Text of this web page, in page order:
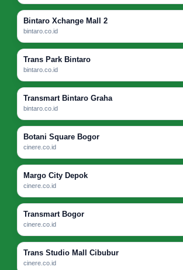
Bintaro Xchange Mall 2
bintaro.co.id
Trans Park Bintaro
bintaro.co.id
Transmart Bintaro Graha
bintaro.co.id
Botani Square Bogor
cinere.co.id
Margo City Depok
cinere.co.id
Transmart Bogor
cinere.co.id
Trans Studio Mall Cibubur
cinere.co.id